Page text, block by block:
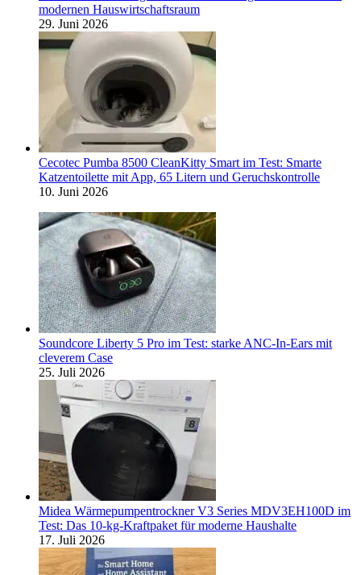
modernen Hauswirtschaftsraum
29. Juni 2026
Cecotec Pumba 8500 CleanKitty Smart im Test: Smarte
Katzentoilette mit App, 65 Litern und Geruchskontrolle
10. Juni 2026
Soundcore Liberty 5 Pro im Test: starke ANC-In-Ears mit
cleverem Case
25. Juli 2026
Midea Wärmepumpentrockner V3 Series MDV3EH100D im
Test: Das 10-kg-Kraftpaket für moderne Haushalte
17. Juli 2026